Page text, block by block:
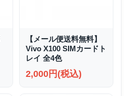
【メール便送料無料】
Vivo X100 SIMカードト
レイ 全4色
2,000円(税込)